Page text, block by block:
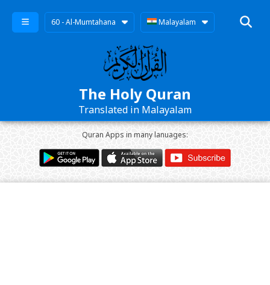
60 - Al-Mumtahana Malayalam
The Holy Quran
Translated in Malayalam
Quran Apps in many lanuages: